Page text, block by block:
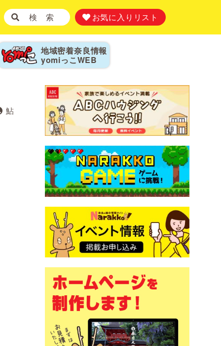
検 索 お気に入りリスト
地域密着奈良情報
yomiっこ WEB
鮎